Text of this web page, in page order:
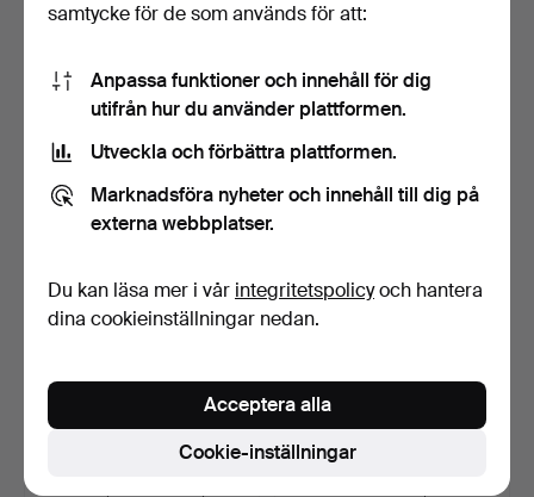
ANALOGA KAMEROR, 4
delar bl a Olympos Trip…
6 bud
48 USD
KAMERA, Meopta, Flexaret,
Tjeckoslovakien.
1 bud
32 USD
samtycke för de som används för att:
Anpassa funktioner och innehåll för dig
utifrån hur du använder plattformen.
Utveckla och förbättra plattformen.
Marknadsföra nyheter och innehåll till dig på
externa webbplatser.
Du kan läsa mer i vår integritetspolicyoch hantera
dina cookieinställningar nedan.
Cookie-inställningar
Acceptera alla